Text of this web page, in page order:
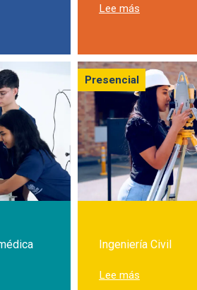
Estudia Filosofía en la Javeriana Cali
Lee más
Estudia Ingeniería Biomédica
Presencial
Ingeniería Civil
Lee más